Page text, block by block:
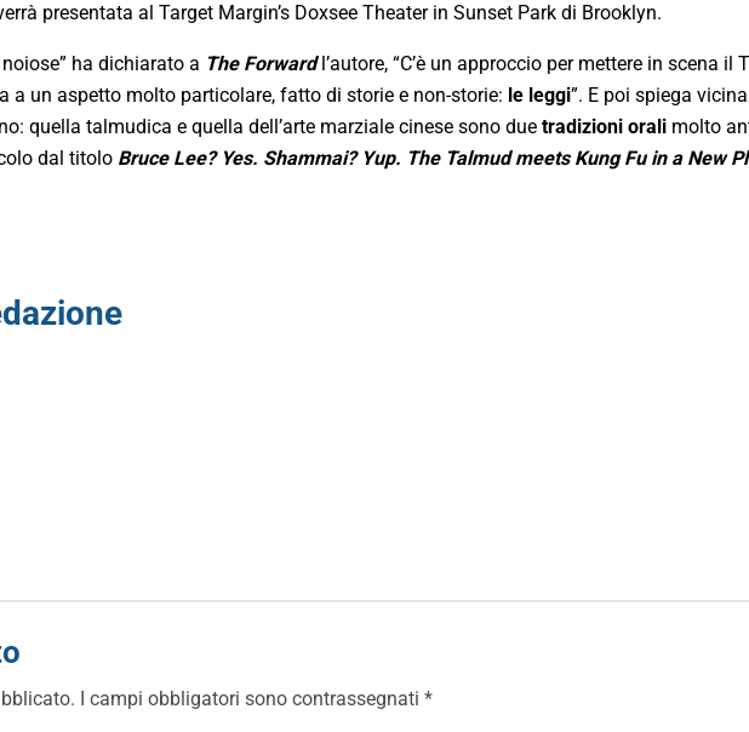
presentata al Target Margin’s Doxsee Theater in Sunset Park di Brooklyn.
ha dichiarato a The Forwardl’autore, “C’è un approccio per mettere in scena il
a un aspetto molto particolare, fatto di storie e non-storie: le leggi”. E poi spiega
quella talmudica e quella dell’arte marziale cinese sono due tradizioni orali molto
dal titolo Bruce Lee? Yes. Shammai? Yup. The Talmud meets Kung Fu in a New
I campi obbligatori sono contrassegnati *